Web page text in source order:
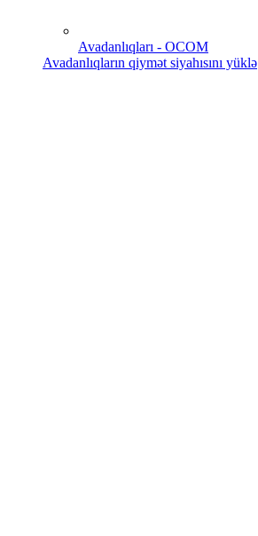
Avadanlıqları - OCOM
Avadanlıqların qiymət siyahısını yüklə